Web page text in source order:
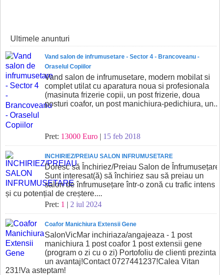
Ultimele anunturi
Vand salon de infrumusetare - Sector 4 - Brancoveanu -
Oraselul Copiilor
Vand salon de infrumusetare, modern mobilat si
complet utilat cu aparatura noua si profesionala
(masinuta frizerie copii, un post frizerie, doua
posturi coafor, un post manichiura-pedichiura, un...
Pret: 13000 Euro | 15 feb 2018
INCHIRIEZ/PREIAU SALON INFRUMUSETARE
Doresc să Închiriez/Preiau Salon de Înfrumusețare
Sunt interesat(ă) să închiriez sau să preiau un
salon de înfrumusețare într-o zonă cu trafic intens
și cu potențial de creștere....
Pret: 1 | 2 iul 2024
Coafor Manichiura Extensii Gene
SalonVicMar inchiriaza/angajeaza - 1 post
manichiura 1 post coafor 1 post extensii gene
(program o zi cu o zi) Portofoliu de clienti prezinta
un avantaj!Contact 0727441237!Calea Vitan
231!Va asteptam!